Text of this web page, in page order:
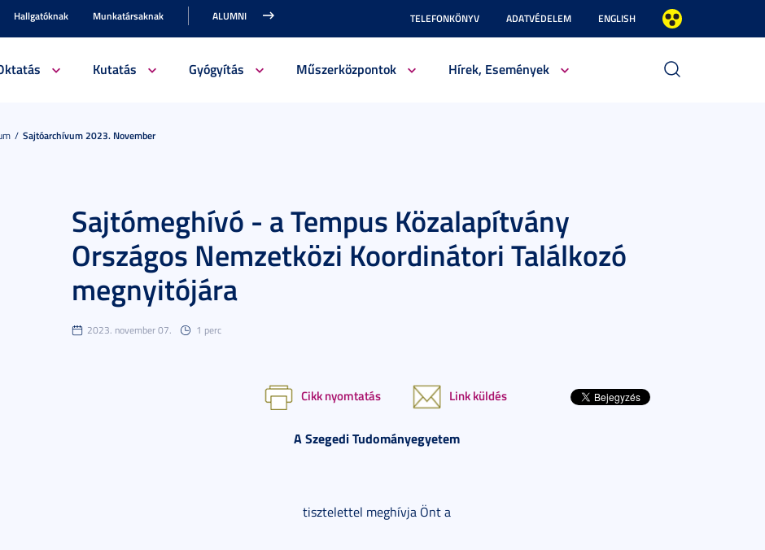
Hallgatóknak Munkatársaknak ALUMNI TELEFONKÖNYV ADATVÉDELEM ENGLISH
Kutatás Gyógyítás Műszerközpontok Hírek, Események
Sajtóarchívum 2023. November
Sajtómeghívó - a Tempus Közalapítvány
Országos Nemzetközi Koordinátori Találkozó
megnyitójára
2023. november 07. 1 perc
Cikk nyomtatás Link küldés
A Szegedi Tudományegyetem
tisztelettel meghívja Önt a